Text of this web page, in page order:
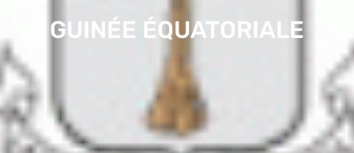
GUINÉE ÉQUATORIALE